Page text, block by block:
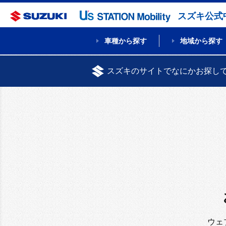
スズキ公式
車種から探す 地域から探す
スズキのサイトでなにかお探し
ウェ